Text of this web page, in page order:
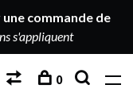
commande de
s'appliquent
0